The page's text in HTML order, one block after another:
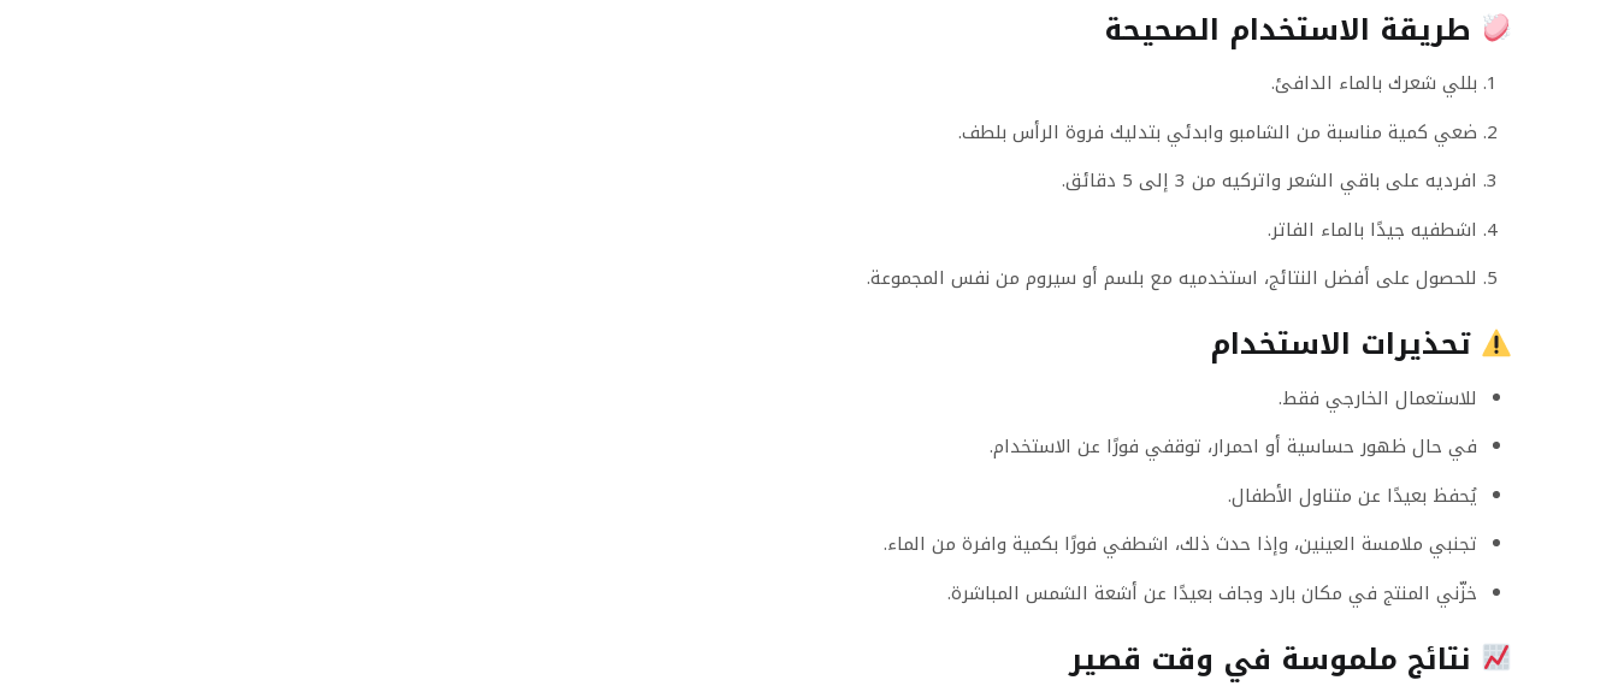
طريقة الاستخدام الصحيحة
بللي شعرك بالماء الدافئ.
ضعي كمية مناسبة من الشامبو وابدئي بتدليك فروة الرأس بلطف.
افرديه على باقي الشعر واتركيه من 3 إلى 5 دقائق.
اشطفيه جيدًا بالماء الفاتر.
للحصول على أفضل النتائج، استخدميه مع بلسم أو سيروم من نفس المجموعة.
تحذيرات الاستخدام
للاستعمال الخارجي فقط.
في حال ظهور حساسية أو احمرار، توقفي فورًا عن الاستخدام.
يُحفظ بعيدًا عن متناول الأطفال.
تجنبي ملامسة العينين، وإذا حدث ذلك، اشطفي فورًا بكمية وافرة من الماء.
خزّني المنتج في مكان بارد وجاف بعيدًا عن أشعة الشمس المباشرة.
نتائج ملموسة في وقت قصير